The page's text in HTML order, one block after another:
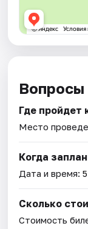
Вопросы
Где пройдет
Место
Когда
Дата и время:
Сколько
Стоимость